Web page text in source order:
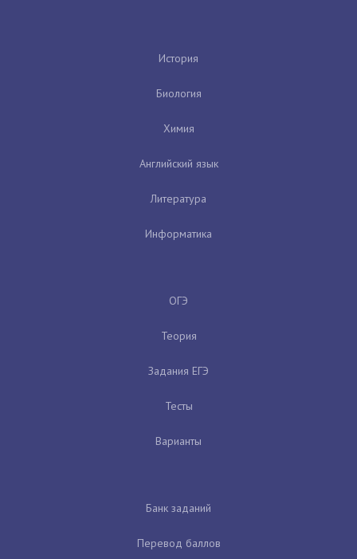
История
Биология
Химия
Английский язык
Литература
Информатика
ОГЭ
Теория
Задания ЕГЭ
Тесты
Варианты
Банк заданий
Перевод баллов